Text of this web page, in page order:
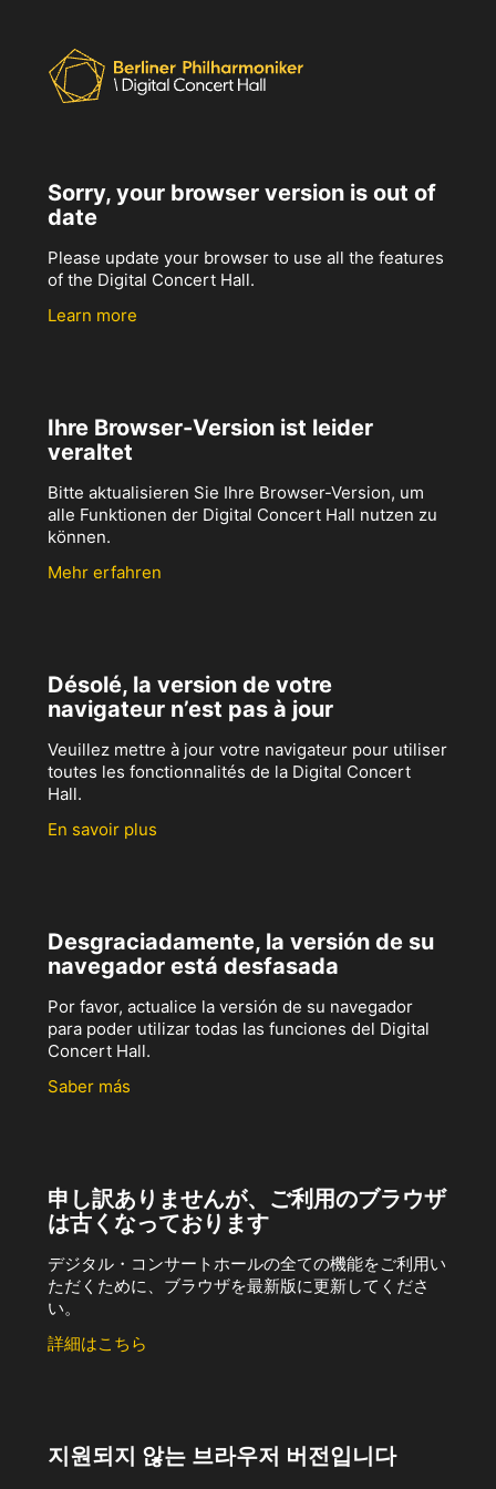
Sorry, your browser version is out of
date
Please update your browser to use all the features
of the Digital Concert Hall.
Learn more
Ihre Browser-Version ist leider
veraltet
Bitte aktualisieren Sie Ihre Browser-Version, um
alle Funktionen der Digital Concert Hall nutzen zu
können.
Mehr erfahren
Désolé, la version de votre
navigateur n’est pas à jour
Veuillez mettre à jour votre navigateur pour utiliser
toutes les fonctionnalités de la Digital Concert
Hall.
En savoir plus
Desgraciadamente, la versión de su
navegador está desfasada
Por favor, actualice la versión de su navegador
para poder utilizar todas las funciones del Digital
Concert Hall.
Saber más
申し訳ありませんが、ご利用のブラウザ
は古くなっております
デジタル・コンサートホールの全ての機能をご利用い
ただくために、ブラウザを最新版に更新してくださ
い。
詳細はこちら
지원되지 않는 브라우저 버전입니다